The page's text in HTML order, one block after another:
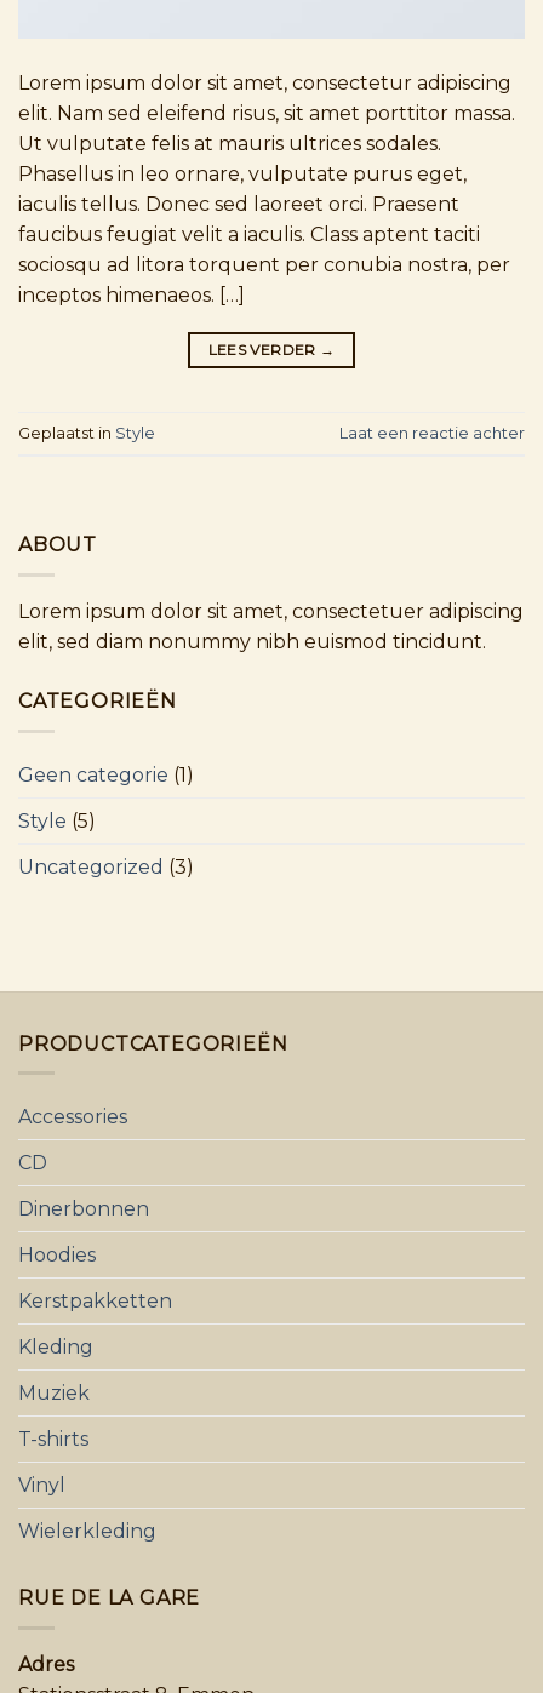
Lorem ipsum dolor sit amet, consectetur adipiscing
elit. Nam sed eleifend risus, sit amet porttitor massa.
Ut vulputate felis at mauris ultrices sodales.
Phasellus in leo ornare, vulputate purus eget,
iaculis tellus. Donec sed laoreet orci. Praesent
faucibus feugiat velit a iaculis. Class aptent taciti
sociosqu ad litora torquent per conubia nostra, per
inceptos himenaeos. […]
LEES VERDER →
Geplaatst in Style Laat een reactie achter
ABOUT
Lorem ipsum dolor sit amet, consectetuer adipiscing
elit, sed diam nonummy nibh euismod tincidunt.
CATEGORIEËN
Geen categorie (1)
Style (5)
Uncategorized (3)
PRODUCTCATEGORIEËN
Accessories
CD
Dinerbonnen
Hoodies
Kerstpakketten
Kleding
Muziek
T-shirts
Vinyl
Wielerkleding
RUE DE LA GARE
Adres